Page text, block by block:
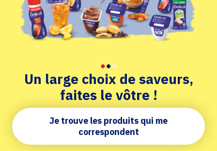
Un large choix de saveurs,
faites le vôtre !
Je trouve les produits qui me
correspondent